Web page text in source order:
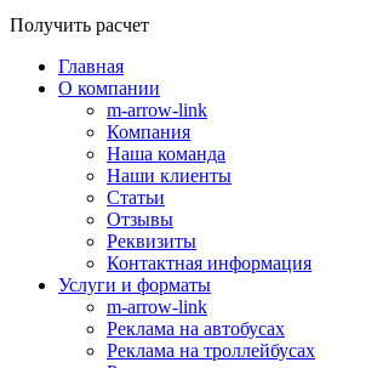
Получить расчет
Главная
О компании
m-arrow-link
Компания
Наша команда
Наши клиенты
Статьи
Отзывы
Реквизиты
Контактная информация
Услуги и форматы
m-arrow-link
Реклама на автобусах
Реклама на троллейбусах